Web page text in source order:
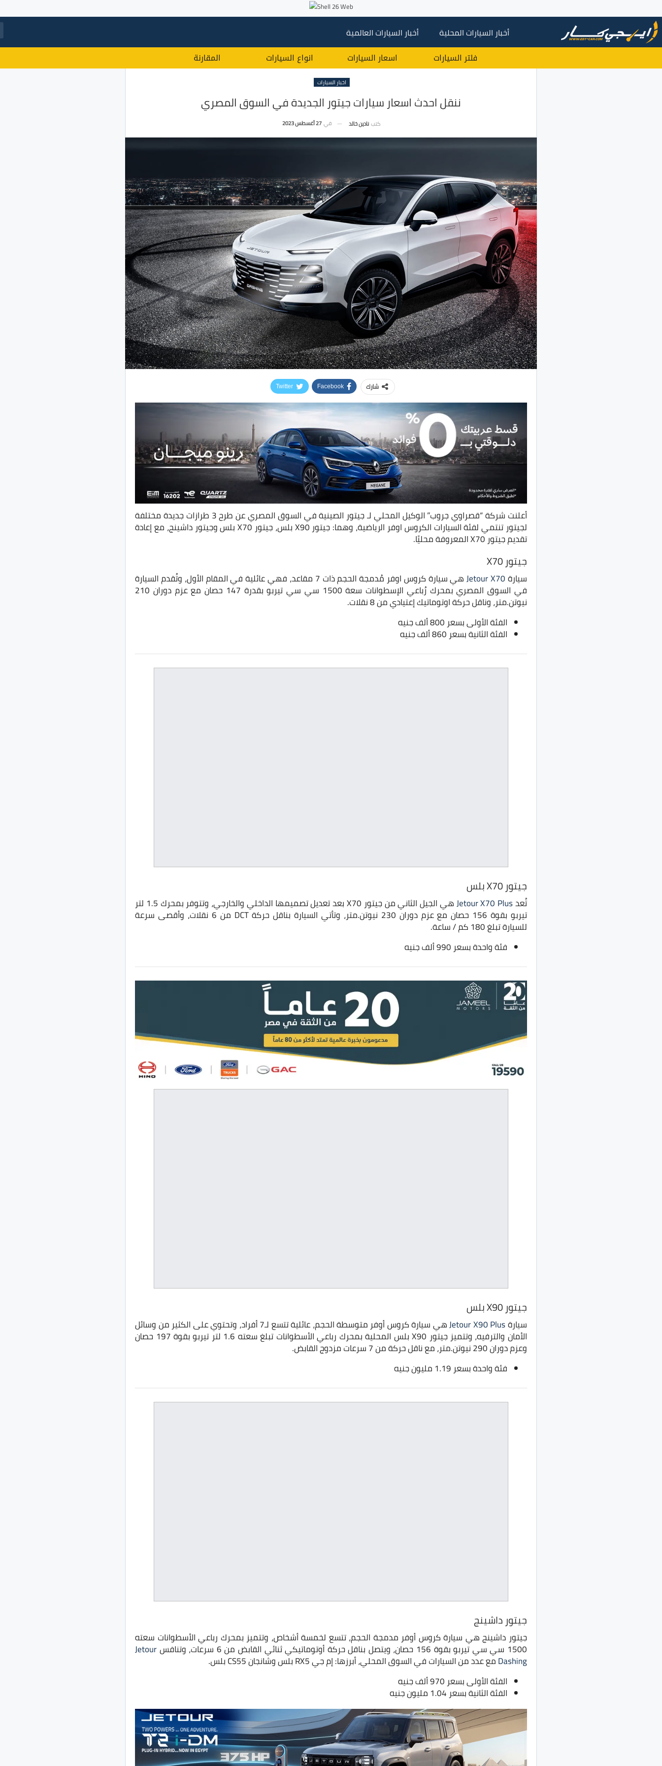
أخبار السيارات المحلية أخبار السيارات العالمية
فلتر السيارات اسعار السيارات انواع السيارات المقارنة
اخبار السيارات
ننقل احدث اسعار سيارات جيتور الجديدة في السوق المصري
كتب نادين خالد في 27 أغسطس 2023
شارك Facebook
Twitter
أعلنت شركة “قصراوي جروب” الوكيل المحلي لـ جيتور الصينية في السوق المصري عن طرح 3 طرازات جديدة مختلفة
لجيتور تنتمي لفئة السيارات الكروس اوفر الرياضية، وهما: جيتور X90 بلس، جيتور X70 بلس وجيتور داشينج، مع إعادة
تقديم جيتور X70 المعروفة محليًا.
جيتور X70
سيارةJetour X70 هي سيارة كروس اوفر مُدمجة الحجم ذات 7 مقاعد، فهي عائلية في المقام الأول، وتُقدم السيارة
في السوق المصري بمحرك رُباعي الإسطوانات سعة 1500 سي سي تيربو بقدرة 147 حصان مع عزم دوران 210
نيوتن.متر، وناقل حركة اوتوماتيك إعتيادي من 8 نقلات.
الفئة الأولى بسعر 800 ألف جنيه
الفئة الثانية بسعر 860 ألف جنيه
جيتور X70 بلس
تُعدJetour X70 Plus هي الجيل الثاني من جيتور X70 بعد تعديل تصميمها الداخلي والخارجي، وتتوفر بمحرك 1.5 لتر
تيربو بقوة 156 حصان مع عزم دوران 230 نيوتن.متر، وتأتي السيارة بناقل حركة DCT من 6 نقلات، وأقصى سرعة
للسيارة تبلغ 180 كم / ساعة.
فئة واحدة بسعر 990 ألف جنيه
جيتور X90 بلس
سيارةJetour X90 Plus هي سيارة كروس أوفر متوسطة الحجم، عائلية تتسع لـ7 أفراد، وتحتوي على الكثير من وسائل
الأمان والترفيه، وتتميز جيتور X90 بلس المحلية بمحرك رباعي الأسطوانات تبلغ سعته 1.6 لتر تيربو بقوة 197 حصان
وعزم دوران 290 نيوتن.متر، مع ناقل حركة من 7 سرعات مزدوج القابض.
فئة واحدة بسعر 1.19 مليون جنيه
جيتور داشينج
جيتور داشينج هي سيارة كروس أوفر مدمجة الحجم، تتسع لخمسة أشخاص، وتتميز بمحرك رباعي الأسطوانات سعته
1500 سي سي تيربو بقوة 156 حصان، ويتصل بناقل حركة أوتوماتيكي ثنائي القابض من 6 سرعات، وتنافس Jetour
Dashingمع عدد من السيارات في السوق المحلي، أبرزها: إم جي RX5 بلس وشانجان CS55 بلس.
الفئة الأولى بسعر 970 ألف جنيه
الفئة الثانية بسعر 1.04 مليون جنيه